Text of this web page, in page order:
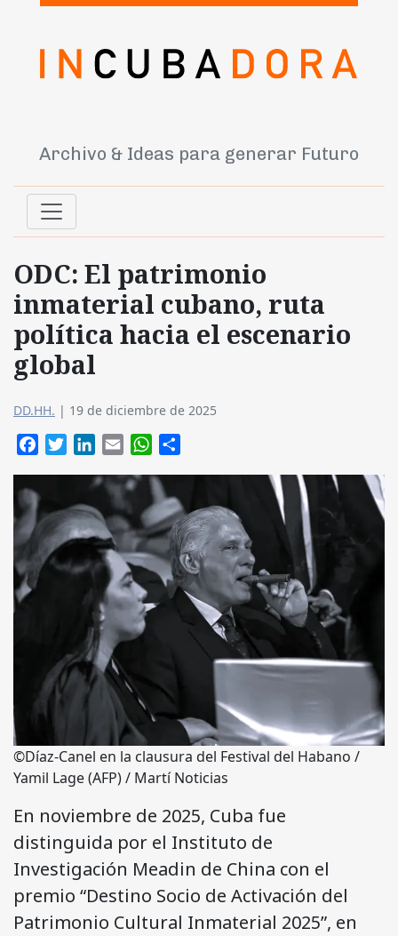
Archivo & Ideas para generar Futuro
ODC: El patrimonio
inmaterial cubano, ruta
política hacia el escenario
global
DD.HH. | 19 de diciembre de 2025
FacebookTwitterLinkedIn
Email WhatsApp
©Díaz-Canel en la clausura del Festival del Habano /
Yamil Lage (AFP) / Martí Noticias
En noviembre de 2025, Cuba fue
distinguida por el Instituto de
Investigación Meadin de China con el
premio “Destino Socio de Activación del
Patrimonio Cultural Inmaterial 2025”, en